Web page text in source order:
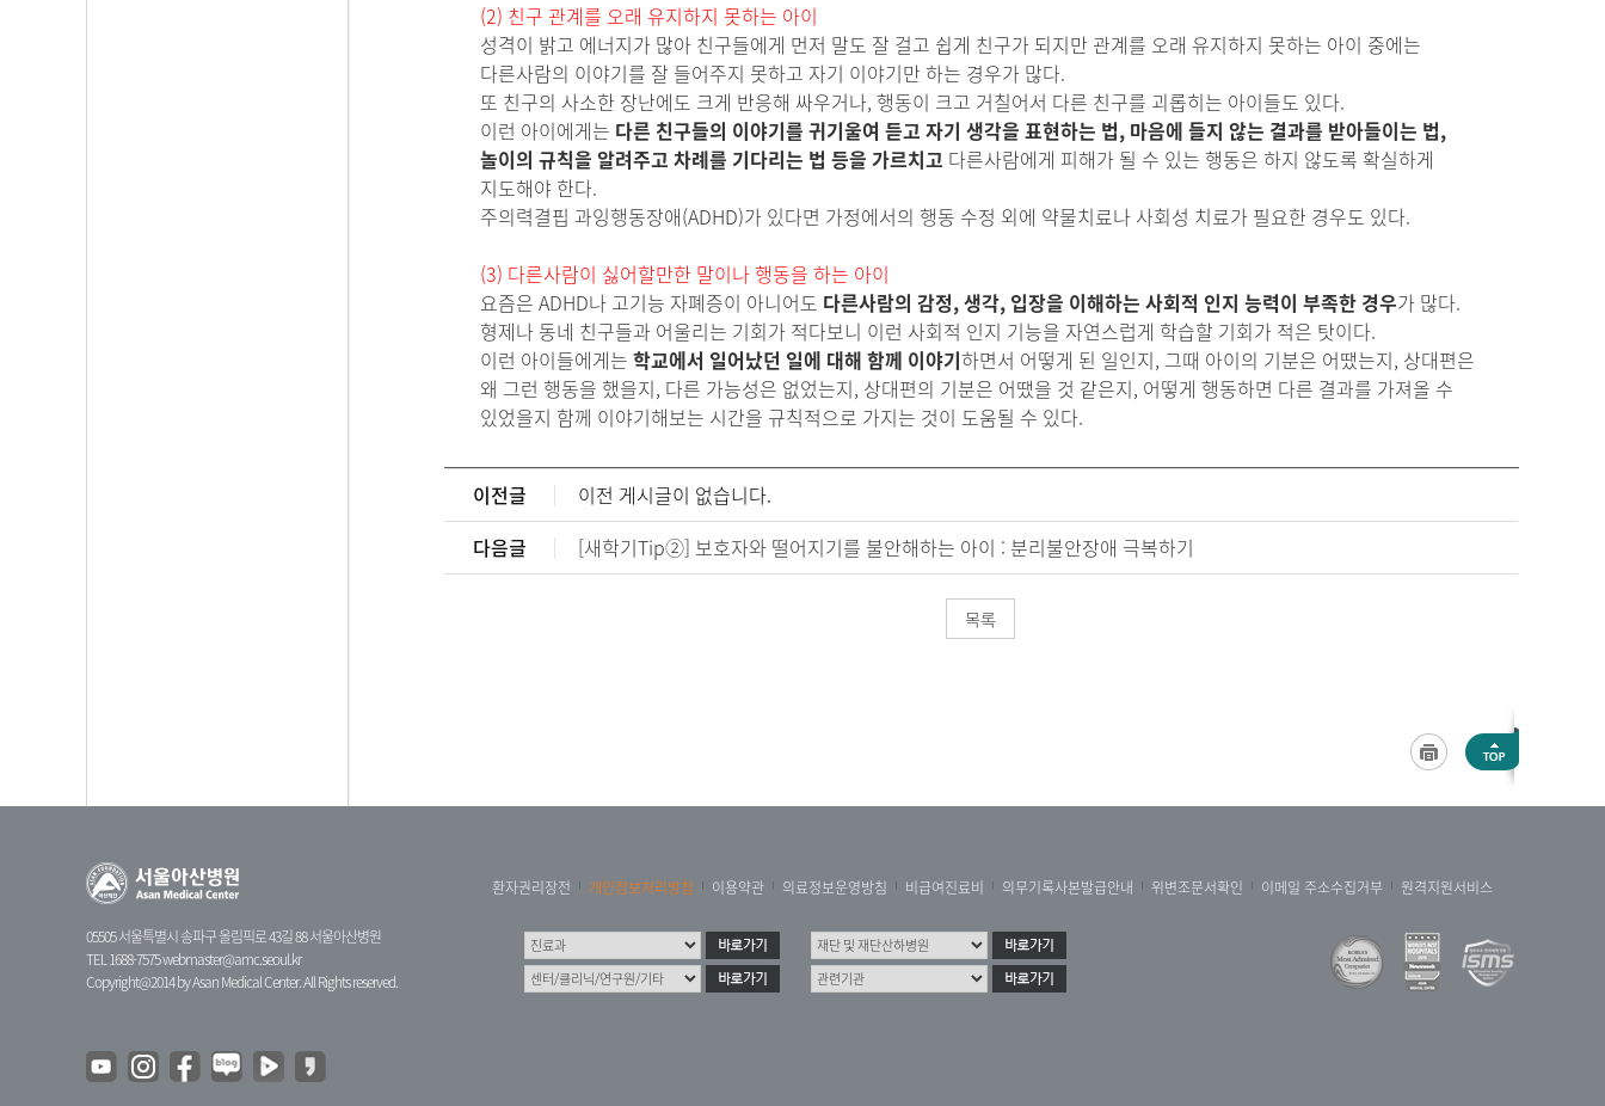
(2) 친구 관계를 오래 유지하지 못하는 아이
성격이 밝고 에너지가 많아 친구들에게 먼저 말도 잘 걸고 쉽게 친구가 되지만 관계를 오래 유지하지 못하는 아이 중에는
다른사람의 이야기를 잘 들어주지 못하고 자기 이야기만 하는 경우가 많다.
또 친구의 사소한 장난에도 크게 반응해 싸우거나, 행동이 크고 거칠어서 다른 친구를 괴롭히는 아이들도 있다.
이런 아이에게는 다른 친구들의 이야기를 귀기울여 듣고 자기 생각을 표현하는 법, 마음에 들지 않는 결과를 받아들이는 법,
놀이의 규칙을 알려주고 차례를 기다리는 법 등을 가르치고 다른사람에게 피해가 될 수 있는 행동은 하지 않도록 확실하게
지도해야 한다.
주의력결핍 과잉행동장애(ADHD)가 있다면 가정에서의 행동 수정 외에 약물치료나 사회성 치료가 필요한 경우도 있다.
(3) 다른사람이 싫어할만한 말이나 행동을 하는 아이
요즘은 ADHD나 고기능 자폐증이 아니어도 다른사람의 감정, 생각, 입장을 이해하는 사회적 인지 능력이 부족한 경우가 많다.
형제나 동네 친구들과 어울리는 기회가 적다보니 이런 사회적 인지 기능을 자연스럽게 학습할 기회가 적은 탓이다.
이런 아이들에게는 학교에서 일어났던 일에 대해 함께 이야기하면서 어떻게 된 일인지, 그때 아이의 기분은 어땠는지, 상대편은
왜 그런 행동을 했을지, 다른 가능성은 없었는지, 상대편의 기분은 어땠을 것 같은지, 어떻게 행동하면 다른 결과를 가져올 수
있었을지 함께 이야기해보는 시간을 규칙적으로 가지는 것이 도움될 수 있다.
이전글
이전 게시글이 없습니다.
다음글
[새학기Tip②] 보호자와 떨어지기를 불안해하는 아이 : 분리불안장애 극복하기
목록
05505 서울특별시 송파구 올림픽로 43길 88 서울아산병원
TEL 1688-7575webmaster@amc.seoul.kr
Copyright@2014 by Asan Medical Center. All Rights reserved.
환자권리장전 개인정보처리방침 이용약관 의료정보운영방침 비급여진료비 의무기록사본발급안내 위변조문서확인 이메일 주소수집거부 원격지원서비스